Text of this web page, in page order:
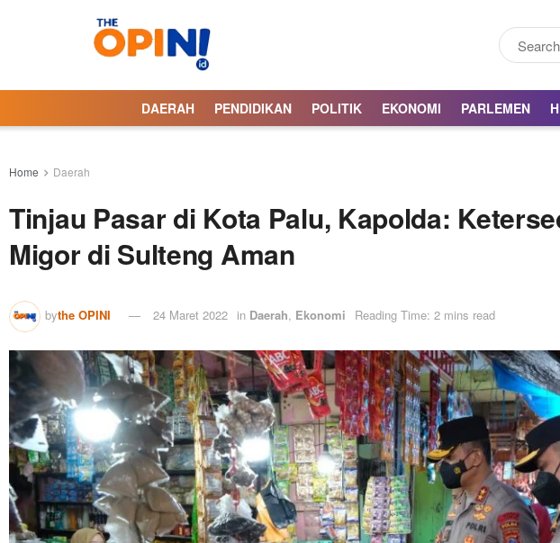
DAERAH PENDIDIKAN POLITIK EKONOMI PARLEMEN
Home Daerah
Tinjau Pasar di Kota Palu, Kapolda:
Migor di Sulteng Aman
bythe OPINI 24 Maret 2022 in Daerah, Ekonomi Reading Time: 2 mins read